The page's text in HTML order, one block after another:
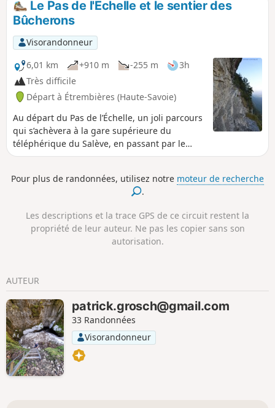
sur Genève, le Lac Léman, les monts du Jura et les
panoramas inoubliables sur toute la chaîne du Mont Blanc.
Le Pas de l'Echelle et le sentier des
Bûcherons
Visorandonneur
6,01 km
+910 m -255 m
3h
Très difficile
Départ à Étrembières (Haute-Savoie)
Au départ du Pas de l’Échelle, un joli parcours
qui s’achèvera à la gare supérieure du
téléphérique du Salève, en passant par le
Vallon de Monnetier, le sentier des Bûcherons,
sommital. Une randonnée qui présente des
passages très exposés, réservée aux
vertige, et qui exige la plus grande prudence.
Pour plus de randonnées, utilisez notre moteur de recherche
.
Les descriptions et la trace GPS de ce circuit restent la
propriété de leur auteur. Ne pas les copier sans son
autorisation.
AUTEUR
patrick.grosch@gmail.com
33 Randonnées
Visorandonneur